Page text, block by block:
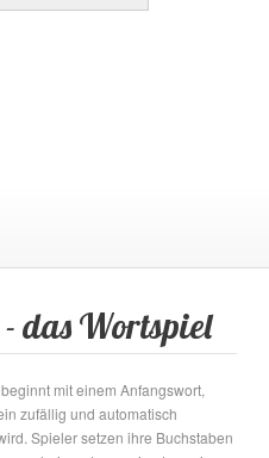
das Wortspiel
mit einem Anfangswort,
zufällig und automatisch
Spieler setzen ihre Buchstaben